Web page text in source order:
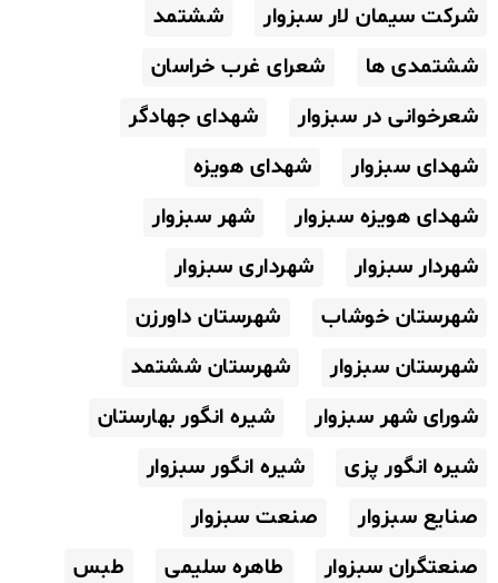
شرکت سیمان لار سبزوار
ششتمد
ششتمدی ها
شعرای غرب خراسان
شعرخوانی در سبزوار
شهدای جهادگر
شهدای سبزوار
شهدای هویزه
شهدای هویزه سبزوار
شهر سبزوار
شهردار سبزوار
شهرداری سبزوار
شهرستان خوشاب
شهرستان داورزن
شهرستان سبزوار
شهرستان ششتمد
شورای شهر سبزوار
شیره انگور بهارستان
شیره انگور پزی
شیره انگور سبزوار
صنایع سبزوار
صنعت سبزوار
صنعتگران سبزوار
طاهره سلیمی
طبس